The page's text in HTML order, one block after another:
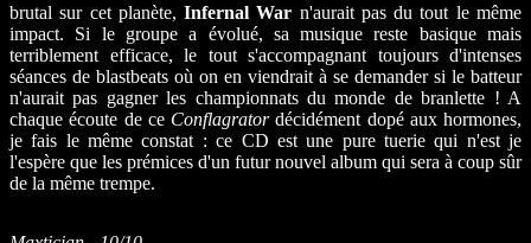
brutal sur cet planète,Infernal War n'aurait pas du tout le même
impact. Si le groupe a évolué, sa musique reste basique mais
terriblement efficace, le tout s'accompagnant toujours d'intenses
séances de blastbeats où on en viendrait à se demander si le batteur
n'aurait pas gagner les championnats du monde de branlette ! A
chaque écoute de ce Conflagratordécidément dopé aux hormones,
je fais le même constat : ce CD est une pure tuerie qui n'est je
l'espère que les prémices d'un futur nouvel album qui sera à coup sûr
de la même trempe.